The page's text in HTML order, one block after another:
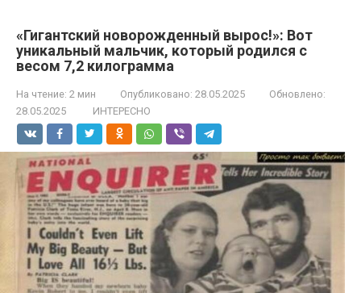
«Гигантский новорожденный вырос!»: Вот
уникальный мальчик, который родился с
весом 7,2 килограмма
На чтение: 2 мин Опубликовано: 28.05.2025
Обновлено:
28.05.2025
ИНТЕРЕСНО